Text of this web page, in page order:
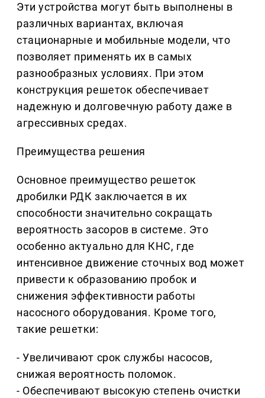
Эти устройства могут быть выполнены в
различных вариантах, включая
стационарные и мобильные модели, что
позволяет применять их в самых
разнообразных условиях. При этом
конструкция решеток обеспечивает
надежную и долговечную работу даже в
агрессивных средах.
Преимущества решения
Основное преимущество решеток
дробилки РДК заключается в их
способности значительно сокращать
вероятность засоров в системе. Это
особенно актуально для КНС, где
интенсивное движение сточных вод может
привести к образованию пробок и
снижения эффективности работы
насосного оборудования. Кроме того,
такие решетки:
- Увеличивают срок службы насосов,
снижая вероятность поломок.
- Обеспечивают высокую степень очистки